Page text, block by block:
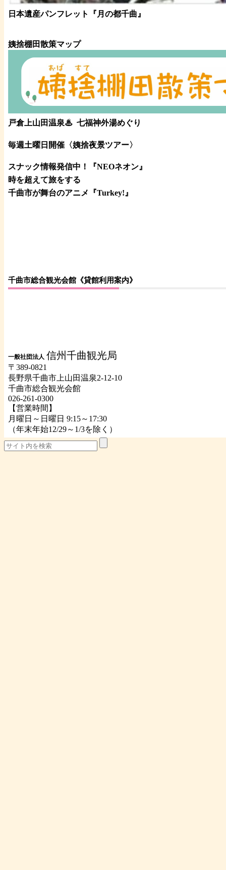
日本遺産パンフレット 『月の都千曲 』
姨捨棚田散策マップ
戸倉上山田温泉♨ 七福神外湯めぐり
毎週土曜日開催〈姨捨夜景ツアー〉
スナック情報発信中！『NEOネオン』
時を超えて旅をする
千曲市が舞台のアニメ『Turkey!』
千曲市総合観光会館《貸館利用案内》
一般社団法人 信州千曲観光局
〒389-0821
長野県千曲市上山田温泉2-12-10
千曲市総合観光会館
026-261-0300
【営業時間】
月曜日～日曜日 9:15～17:30
（年末年始12/29～1/3を除く）